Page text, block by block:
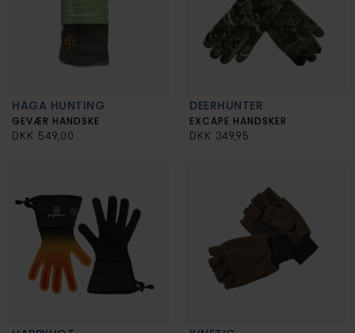
HAGA HUNTING
GEVÆR HANDSKE
DKK 549,00
DEERHUNTER
EXCAPE HANDSKER
DKK 349,95